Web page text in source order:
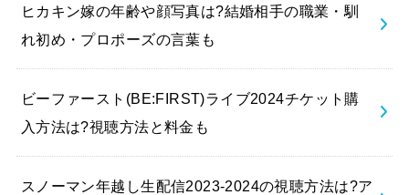
ヒカキン嫁の年齢や顔写真は?結婚相手の職業・馴
れ初め・プロポーズの言葉も
ビーファースト(BE:FIRST)ライブ2024チケット購
入方法は?視聴方法と料金も
スノーマン年越し生配信2023-2024の視聴方法は?ア